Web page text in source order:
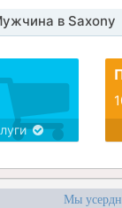
в Saxony
Мы